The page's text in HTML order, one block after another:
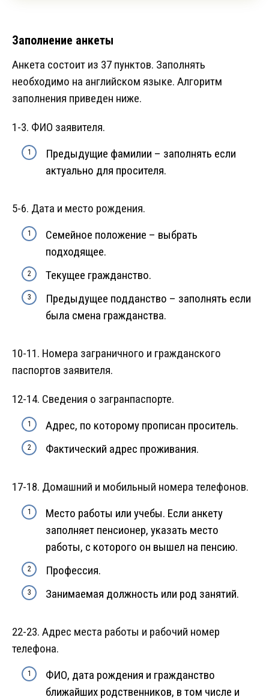
Заполнение анкеты
Анкета состоит из 37 пунктов. Заполнять
необходимо на английском языке. Алгоритм
заполнения приведен ниже.
1-3. ФИО заявителя.
Предыдущие фамилии – заполнять если
актуально для просителя.
5-6. Дата и место рождения.
Семейное положение – выбрать
подходящее.
Текущее гражданство.
Предыдущее подданство – заполнять если
была смена гражданства.
10-11. Номера заграничного и гражданского
паспортов заявителя.
12-14. Сведения о загранпаспорте.
Адрес, по которому прописан проситель.
Фактический адрес проживания.
17-18. Домашний и мобильный номера телефонов.
Место работы или учебы. Если анкету
заполняет пенсионер, указать место
работы, с которого он вышел на пенсию.
Профессия.
Занимаемая должность или род занятий.
22-23. Адрес места работы и рабочий номер
телефона.
ФИО, дата рождения и гражданство
ближайших родственников, в том числе и